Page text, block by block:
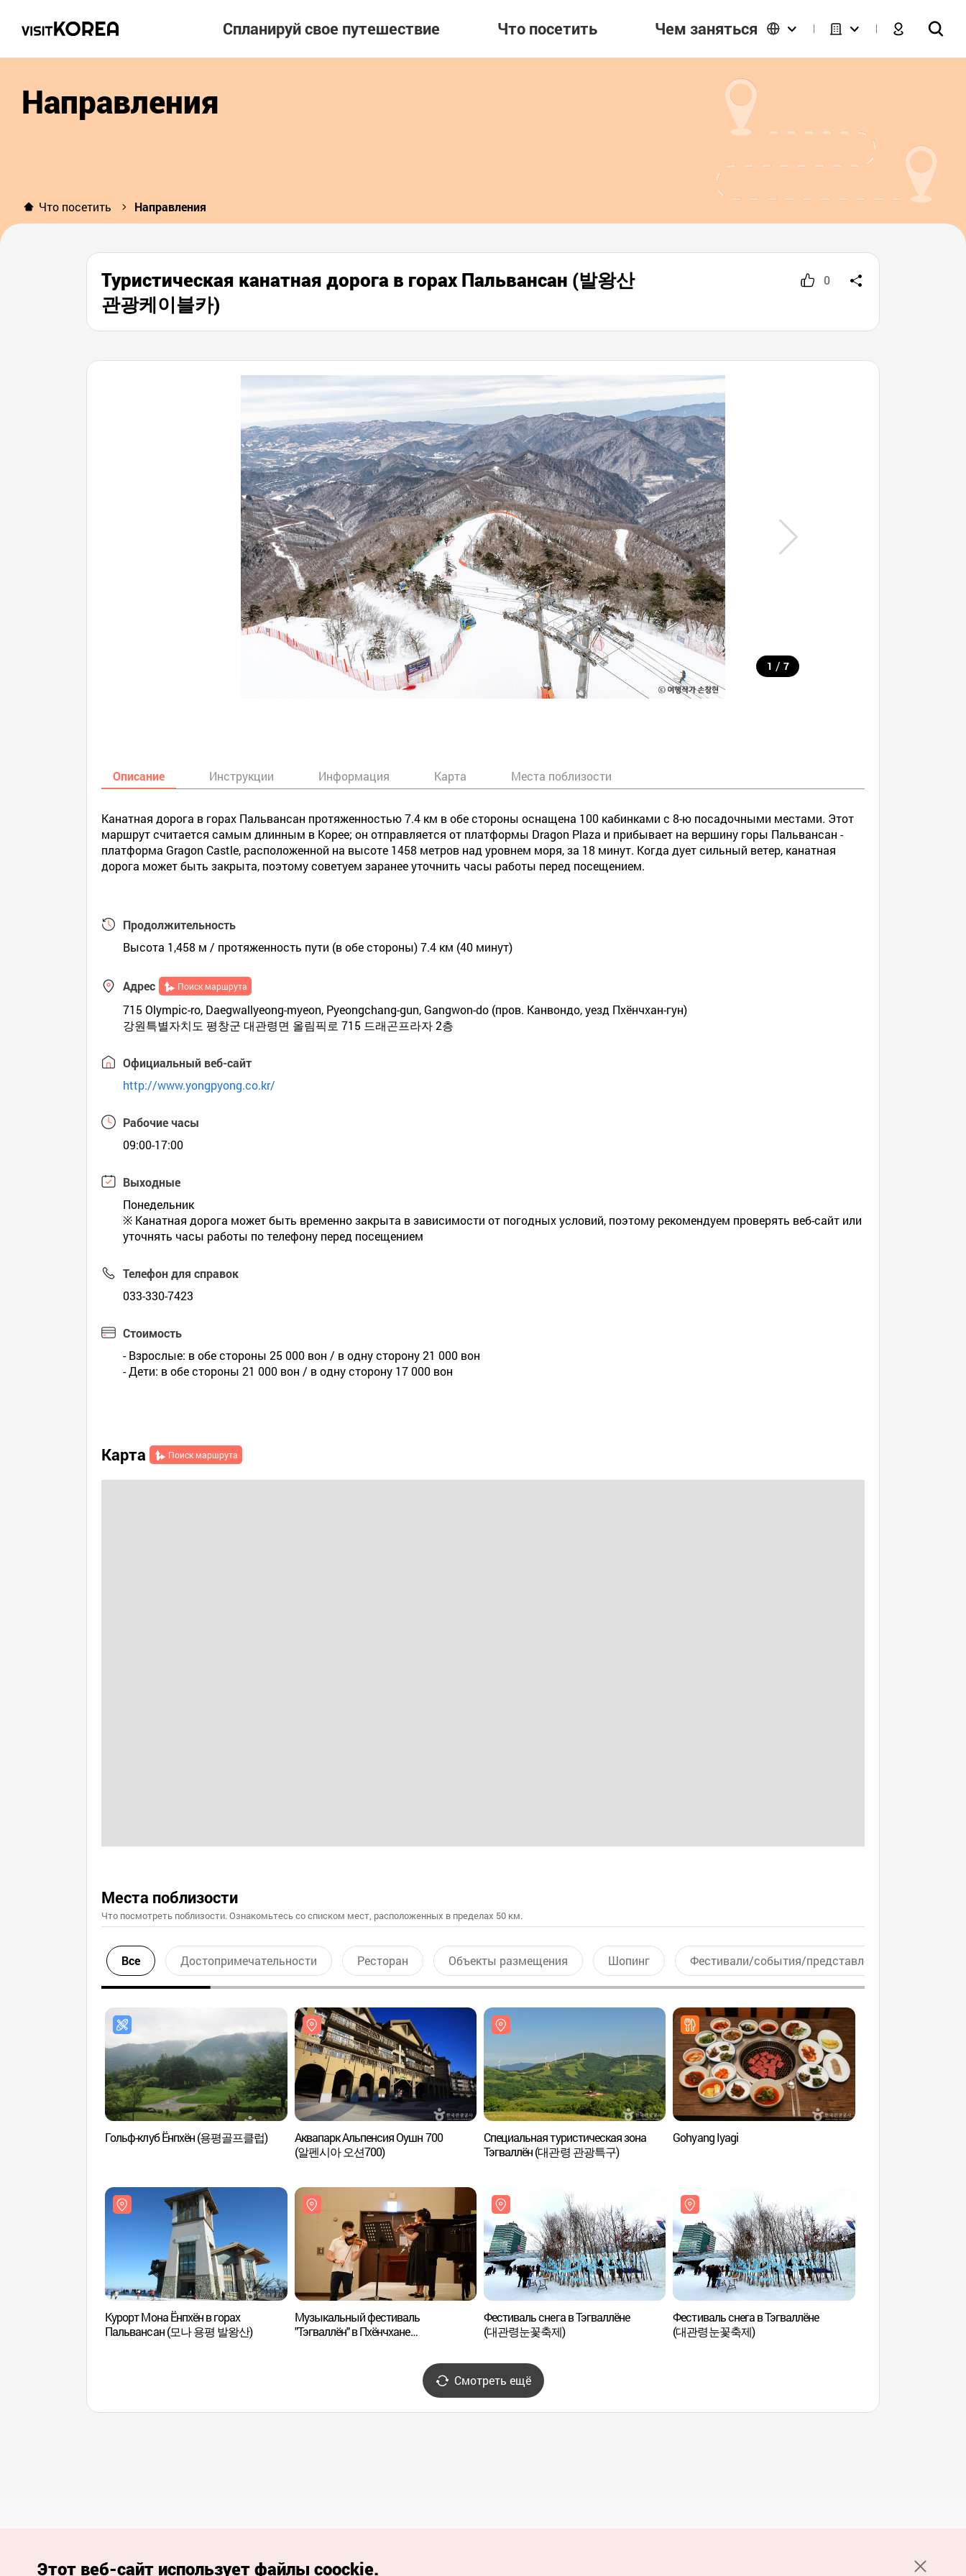
Спланируй свое путешествие Что посетить Чем заняться
Направления
Что посетить Направления
Туристическая канатная дорога в горах Пальвансан (발왕산
관광케이블카)
0
1 / 7
Описание Инструкции Информация Карта Места поблизости
Канатная дорога в горах Пальвансан протяженностью 7.4 км в обе стороны оснащена 100 кабинками с 8-ю посадочными местами. Этот
маршрут считается самым длинным в Корее; он отправляется от платформы Dragon Plaza и прибывает на вершину горы Пальвансан -
платформа Gragon Castle, расположенной на высоте 1458 метров над уровнем моря, за 18 минут. Когда дует сильный ветер, канатная
дорога может быть закрыта, поэтому советуем заранее уточнить часы работы перед посещением.
Продолжительность
Высота 1,458 м / протяженность пути (в обе стороны) 7.4 км (40 минут)
Адрес Поиск маршрута
715 Olympic-ro, Daegwallyeong-myeon, Pyeongchang-gun, Gangwon-do (пров. Канвондо, уезд Пхёнчхан-гун)
강원특별자치도 평창군 대관령면 올림픽로 715 드래곤프라자 2층
Официальный веб-сайт
http://www.yongpyong.co.kr/
Рабочие часы
09:00-17:00
Выходные
Понедельник
※ Канатная дорога может быть временно закрыта в зависимости от погодных условий, поэтому рекомендуем проверять веб-сайт или
уточнять часы работы по телефону перед посещением
Телефон для справок
033-330-7423
Стоимость
- Взрослые: в обе стороны 25 000 вон / в одну сторону 21 000 вон
- Дети: в обе стороны 21 000 вон / в одну сторону 17 000 вон
Карта Поиск маршрута
Места поблизости
Что посмотреть поблизости. Ознакомьтесь со списком мест, расположенных в пределах 50 км.
Все Достопримечательности Ресторан Объекты размещения Шопинг Фестивали/события/представления
Гольф-клуб Ёнпхён (용평골프클럽)
Аквапарк Альпенсия Оушн 700
(알펜시아 오션700)
Специальная туристическая зона
Тэгваллён (대관령 관광특구)
Gohyang Iyagi
Курорт Мона Ёнпхён в горах
Пальвансан (모나 용평 발왕산)
Музыкальный фестиваль
"Тэгваллён" в Пхёнчхане
Фестиваль снега в Тэгваллёне
(대관령눈꽃축제)
Фестиваль снега в Тэгваллёне
(대관령눈꽃축제)
Смотреть ещё
Этот веб-сайт использует файлы coockie.